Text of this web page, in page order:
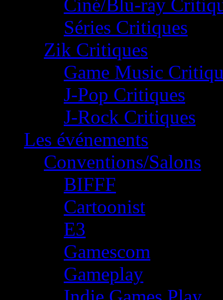
Ciné/Blu-ray
Séries Critiques
Zik Critiques
Game Music
J-Pop Critiques
J-Rock Critiques
Les événements
Conventions/Salons
BIFFF
Cartoonist
E3
Gamescom
Gameplay